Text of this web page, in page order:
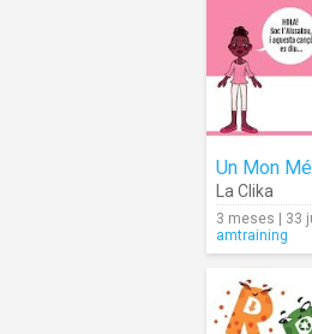
Un Mon
La Clika
3 meses | 33
amtraining